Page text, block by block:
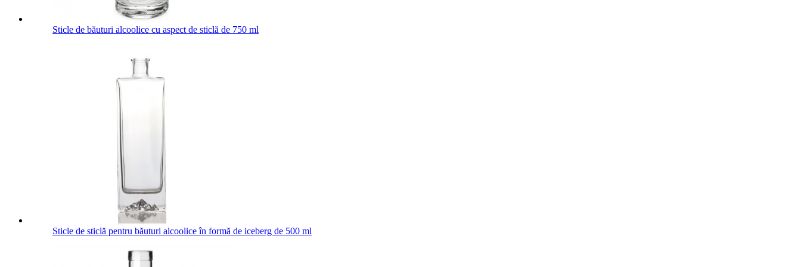
Sticle de băuturi alcoolice cu aspect de sticlă de 750 ml
Sticle de sticlă pentru băuturi alcoolice în formă de iceberg de 500 ml